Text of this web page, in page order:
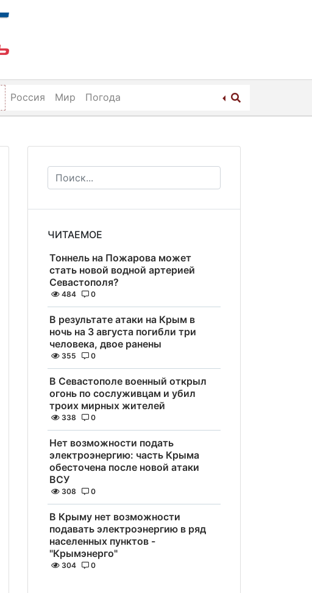
Россия Мир Погода
ЧИТАЕМОЕ
Тоннель на Пожарова может
стать новой водной артерией
Севастополя?
484 0
В результате атаки на Крым в
ночь на 3 августа погибли три
человека, двое ранены
355 0
В Севастополе военный открыл
огонь по сослуживцам и убил
троих мирных жителей
338 0
Нет возможности подать
электроэнергию: часть Крыма
обесточена после новой атаки
ВСУ
308 0
В Крыму нет возможности
подавать электроэнергию в ряд
населенных пунктов -
"Крымэнерго"
304 0